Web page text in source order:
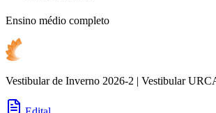
Ensino médio completo
Vestibular de Inverno 2026-2 | Vestibular